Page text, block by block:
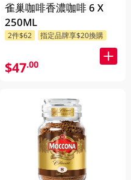
雀巢咖啡香濃咖啡 6 X
250ML
2件$62 指定品牌享$20換購
$47.00